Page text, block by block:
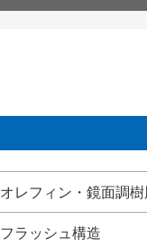
オレフィン・鏡面調
フラッシュ構造